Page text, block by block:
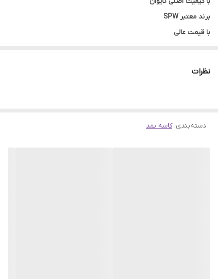
برند معتبر SPW
با قیمت عالی
--درخواستهای خود را از طریق بخش نظرات با ما در میان بگذارید
یاتاقان های صنعتی
نظرات
دسته‌بندی:کاسه نمد